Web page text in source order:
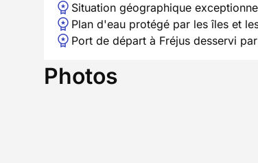
Situation géographique
Plan d'eau protégé par les îles et
Port de départ à Fréjus desservi
Photos